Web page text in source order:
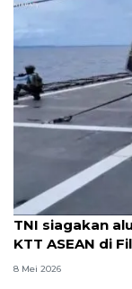
TNI siagakan
KTT ASEAN di
8 Mei 2026